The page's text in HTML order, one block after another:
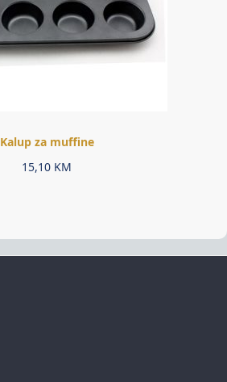
Kalup za muffine
15,10 KM